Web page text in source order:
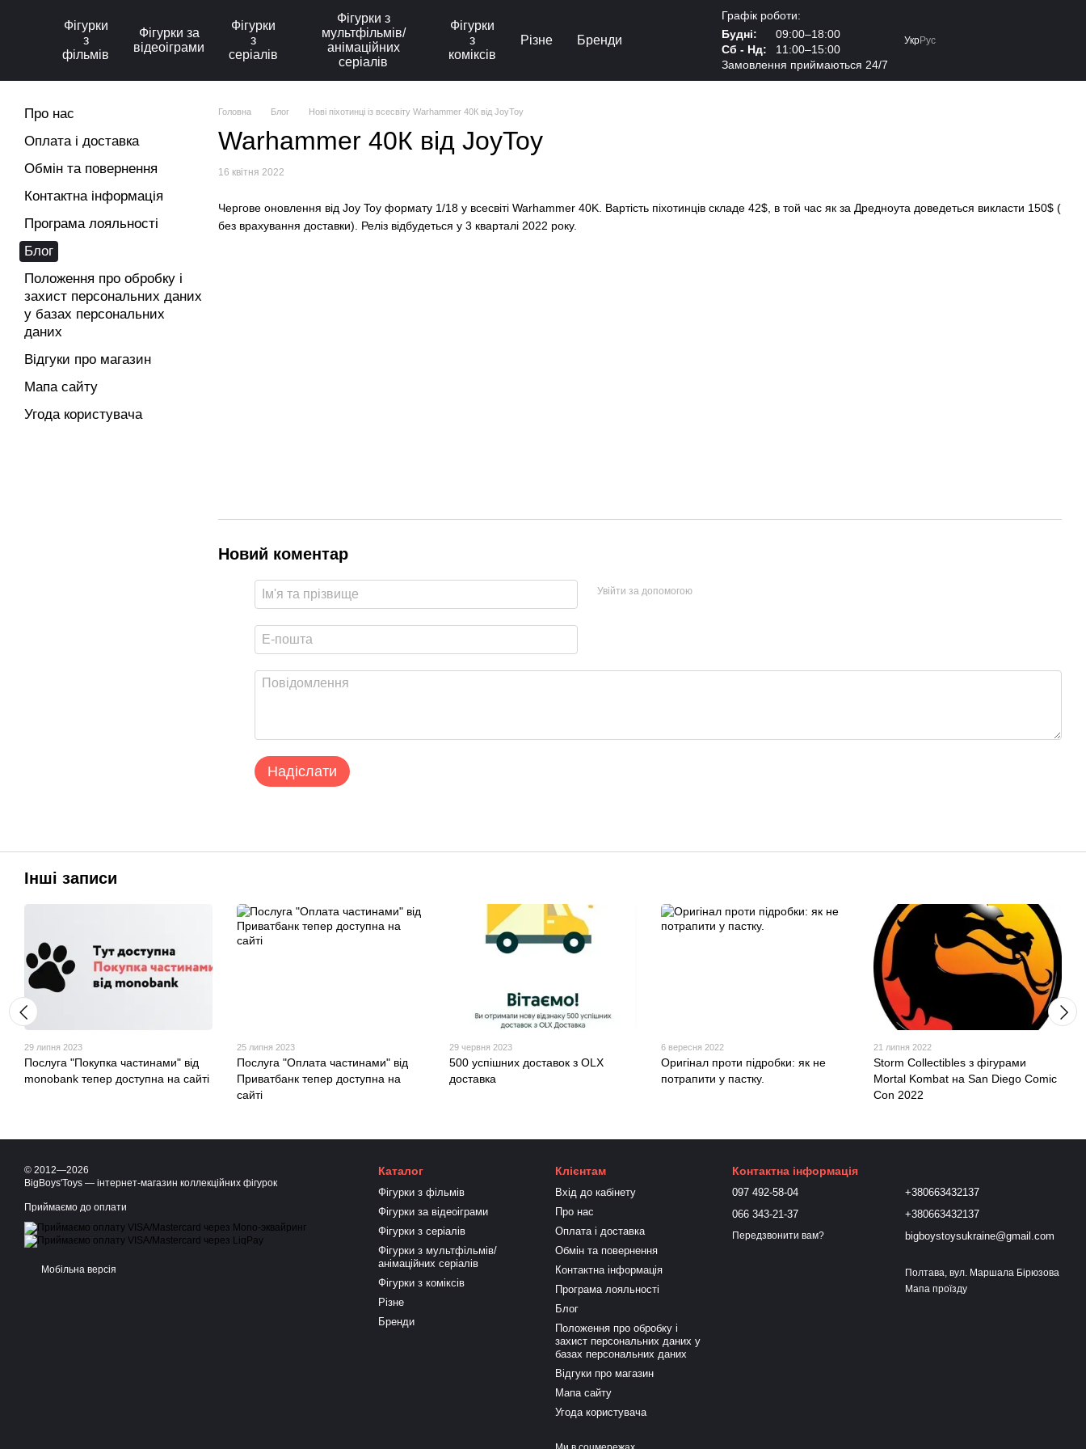
Фігурки
з
фільмів
Фігурки за
відеоіграми
Фігурки
з
серіалів
Фігурки з
мультфільмів/
анімаційних
серіалів
Фігурки
з
коміксів
Різне Бренди
Графік роботи:
Будні:
09:00–18:00
Сб - Нд:
11:00–15:00
Замовлення приймаються 24/7
УкрРус
Головна Блог Нові піхотинці із всесвіту Warhammer 40К від JoyToy
Warhammer 40К від JoyToy
16 квітня 2022
Чергове оновлення від Joy Toy формату 1/18 у всесвіті Warhammer 40K. Вартість піхотинців складе 42$, в той час як за Дредноута доведеться викласти 150$ (
без врахування доставки). Реліз відбудеться у 3 кварталі 2022 року.
Новий коментар
Увійти за допомогою
Надіслати
Про нас
Оплата і доставка
Обмін та повернення
Контактна інформація
Програма лояльності
Блог
Положення про обробку і
захист персональних даних
у базах персональних
даних
Відгуки про магазин
Мапа сайту
Угода користувача
Інші записи
29 липня 2023
Послуга "Покупка частинами" від
monobank тепер доступна на сайті
25 липня 2023
Послуга "Оплата частинами" від
Приватбанк тепер доступна на
сайті
29 червня 2023
500 успішних доставок з OLX
доставка
6 вересня 2022
Оригінал проти підробки: як не
потрапити у пастку.
21 липня 2022
Storm Collectibles з фігурами
Mortal Kombat на San Diego Comic
Con 2022
© 2012—2026
BigBoys'Toys — інтернет-магазин коллекційних фігурок
Приймаємо до оплати
Мобільна версія
Каталог
Фігурки з фільмів
Фігурки за відеоіграми
Фігурки з серіалів
Фігурки з мультфільмів/
анімаційних серіалів
Фігурки з коміксів
Різне
Бренди
Клієнтам
Вхід до кабінету
Про нас
Оплата і доставка
Обмін та повернення
Контактна інформація
Програма лояльності
Блог
Положення про обробку і
захист персональних даних у
базах персональних даних
Відгуки про магазин
Мапа сайту
Угода користувача
Контактна інформація
097 492-58-04
066 343-21-37
Передзвонити вам?
+380663432137
+380663432137
bigboystoysukraine@gmail.com
Полтава, вул. Маршала Бірюзова
Мапа проїзду